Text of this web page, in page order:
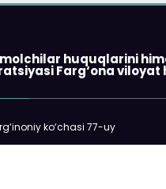
huquqlarini
Farg‘ona viloyat
ko‘chasi 77-uy